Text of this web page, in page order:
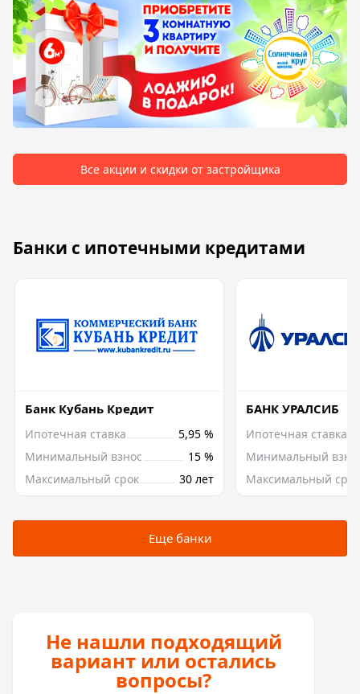
Все акции и скидки от застройщика
Банки с ипотечными кредитами
Банк Кубань Кредит
Ипотечная ставка
5,95 %
Минимальный взнос
15 %
Максимальный срок
30 лет
БАНК УРАЛСИБ
Ипотечная ставка
Минимальный
Максимальный срок
Еще банки
Не нашли подходящий
вариант или остались
вопросы?